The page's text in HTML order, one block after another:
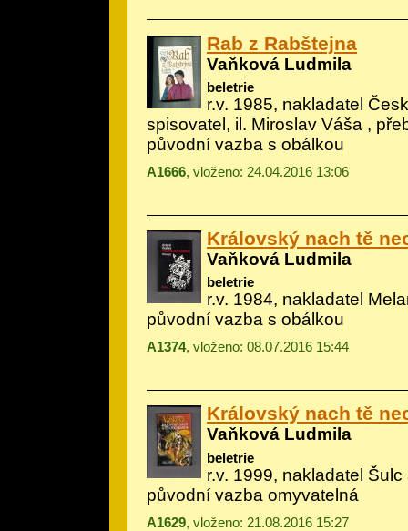
Rab z Rabštejna
Vaňková Ludmila
beletrie
r.v. 1985, nakladatel
spisovatel, il. Miroslav Váša ,
původní vazba s obálkou
A1666, vloženo: 24.04.2016 13:06
Královský nach tě
Vaňková Ludmila
beletrie
r.v. 1984, nakladatel
původní vazba s obálkou
A1374, vloženo: 08.07.2016 15:44
Královský nach tě
Vaňková Ludmila
beletrie
r.v. 1999, nakladatel
původní vazba omyvatelná
A1629, vloženo: 21.08.2016 15:27